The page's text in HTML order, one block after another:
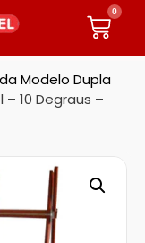
0
Modelo Dupla
– 10 Degraus –